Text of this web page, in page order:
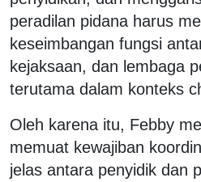
peradilan pidana harus
keseimbangan fungsi
kejaksaan, dan lembaga
terutama dalam konteks
Oleh karena itu, Febby
memuat kewajiban
jelas antara penyidik dan